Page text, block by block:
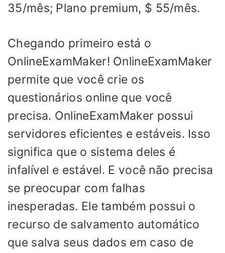
35/mês; Plano premium, $ 55/mês.
Chegando primeiro está o
OnlineExamMaker! OnlineExamMaker
permite que você crie os
questionários online que você
precisa. OnlineExamMaker possui
servidores eficientes e estáveis. Isso
significa que o sistema deles é
infalível e estável. E você não precisa
se preocupar com falhas
inesperadas. Ele também possui o
recurso de salvamento automático
que salva seus dados em caso de